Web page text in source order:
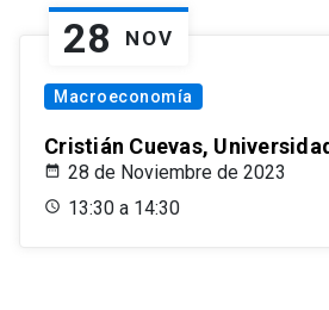
28 NOV
Macroeconomía
Cristián Cuevas,
28 de Noviembre de 2023
13:30 a 14:30